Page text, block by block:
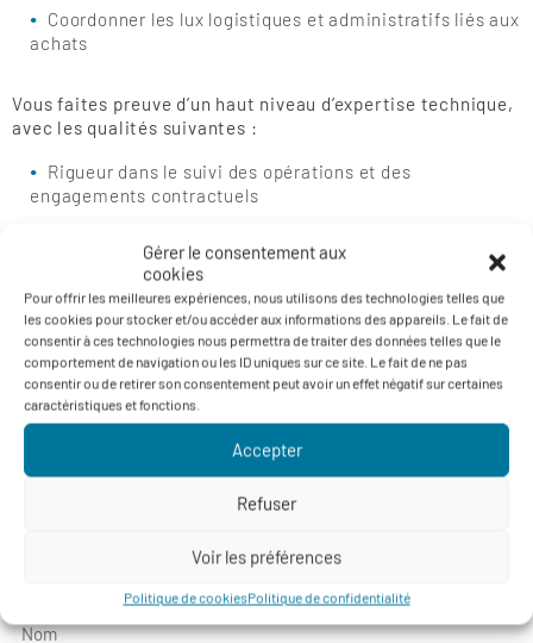
Gérer le consentement aux
cookies
Pour offrir les meilleures expériences, nous utilisons des technologies telles que
les cookies pour stocker et/ou accéder aux informations des appareils. Le fait de
consentir à ces technologies nous permettra de traiter des données telles que le
comportement de navigation ou les ID uniques sur ce site. Le fait de ne pas
consentir ou de retirer son consentement peut avoir un effet négatif sur certaines
caractéristiques et fonctions.
Accepter
Refuser
Voir les préférences
Politique de cookiesPolitique de confidentialité
Coordonner les lux logistiques et administratifs liés aux
achats
Vous faites preuve d’un haut niveau d’expertise technique,
avec les qualités suivantes :
Rigueur dans le suivi des opérations et des
engagements contractuels
Réactivité et capacité à gérer le stress
Autonomie et prise d’initiative
Esprit d’équipe et sens du résultat
Des déplacements fréquents sont à prévoir notamment
dans les pays d’achat.
Poste à pourvoir au plus tôt.